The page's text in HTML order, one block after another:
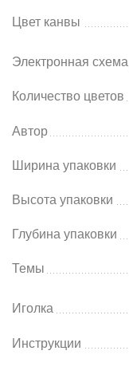
Цвет канвы
Электронная схема
Количество цветов
Автор
Ширина упаковки
Высота упаковки
Глубина упаковки
Темы
Иголка
Инструкции